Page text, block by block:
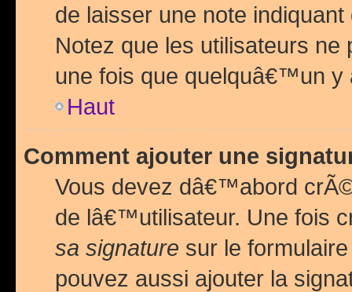
de laisser une note
Notez que les utilisateurs
une fois que quelquâ€™un y
Haut
Comment ajouter une
Vous devez dâ€™abord
de lâ€™utilisateur. Une fois
sa signature sur le
pouvez aussi ajouter la